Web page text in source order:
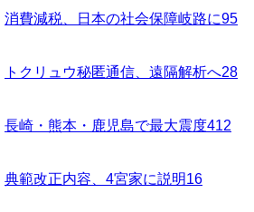
消費減税、日本の社会保障岐路に95
トクリュウ秘匿通信、遠隔解析へ28
長崎・熊本・鹿児島で最大震度412
典範改正内容、4宮家に説明16